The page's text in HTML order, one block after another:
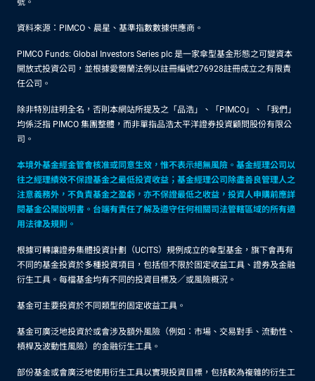
號。
資料來源：PIMCO、晨星、基準指數數據供應商。
PIMCO Funds: Global Investors Series plc 是一家傘型基金形態之可變資本
開放式投資公司，並根據愛爾蘭法例以註冊編號276928註冊成立之有限責
任公司。
除非特別註明全名，否則本網站所提及之「品浩」、「PIMCO」、「我們」
均係泛指 PIMCO 集團整體，而非單指品浩太平洋證券投資顧問股份有限公
司。
本境外基金經金管會核准或同意生效，惟不表示絕無風險。基金經理公司以
往之經理績效不保證基金之最低投資收益；基金經理公司除盡善良管理人之
注意義務外，不負責基金之盈虧，亦不保證最低之收益，投資人申購前應詳
閱基金公開說明書。台端有責任了解及遵守任何相關司法管轄區域的所有適
用法律及規則。
根據可轉讓證券集體投資計劃（UCITS）規例成立的傘型基金，旗下會再有
不同的基金投資於多種投資項目，包括但不限於固定收益工具、證券及金融
衍生工具。每檔基金均有不同的投資目標及／或風險概況。
基金可主要投資於不同類型的固定收益工具。
基金可廣泛地投資於或會涉及額外風險（例如：市場、交易對手、流動性、
槓桿及波動性風險）的金融衍生工具。
部份基金或會廣泛地使用衍生工具以實現投資目標，包括較為複雜的衍生工